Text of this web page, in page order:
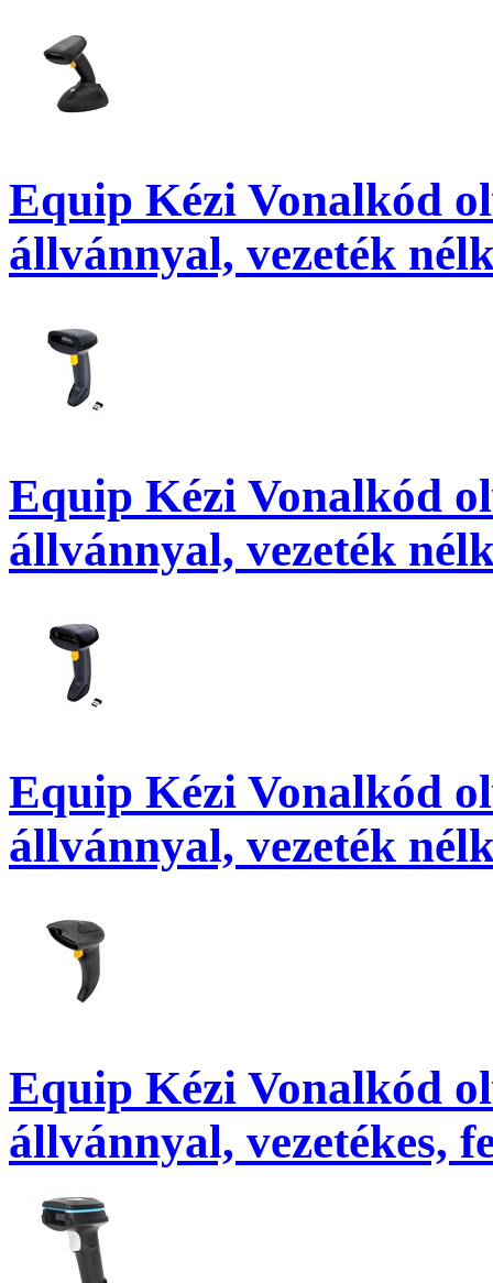
Equip Kézi Vonalkód
állvánnyal, vezeték
Equip Kézi Vonalkód
állvánnyal, vezeték
Equip Kézi Vonalkód
állvánnyal, vezeték
Equip Kézi Vonalkód
állvánnyal, vezetékes,